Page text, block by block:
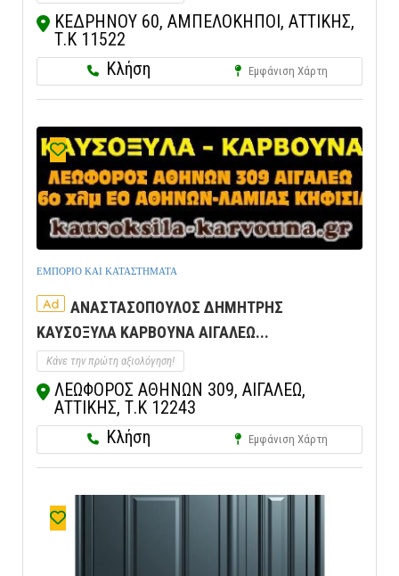
ΚΕΔΡΗΝΟΥ 60, ΑΜΠΕΛΟΚΗΠΟΙ, ΑΤΤΙΚΗΣ,
Τ.Κ 11522
Κλήση
Εμφάνιση Χάρτη
ΕΜΠΟΡΙΟ ΚΑΙ ΚΑΤΑΣΤΗΜΑΤΑ
Ad
ΑΝΑΣΤΑΣΟΠΟΥΛΟΣ ΔΗΜΗΤΡΗΣ
ΚΑΥΣΟΞΥΛΑ ΚΑΡΒΟΥΝΑ ΑΙΓΑΛΕΩ...
Κάνε την πρώτη αξιολόγηση!
ΛΕΩΦΟΡΟΣ ΑΘΗΝΩΝ 309, ΑΙΓΑΛΕΩ,
ΑΤΤΙΚΗΣ, Τ.Κ 12243
Κλήση
Εμφάνιση Χάρτη